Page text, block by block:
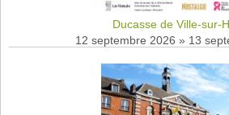
Ducasse de Ville-sur-
12 septembre 2026 » 13